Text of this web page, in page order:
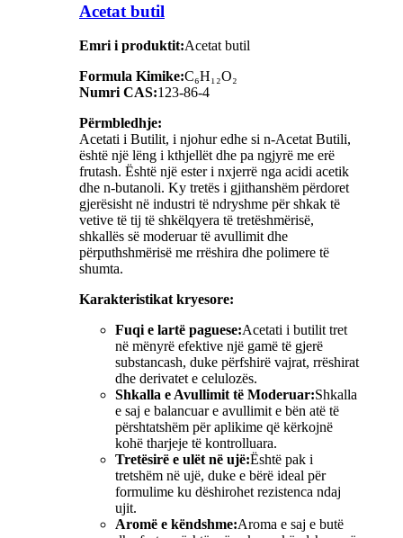
Acetat butil
Emri i produktit:Acetat butil
Formula Kimike:C₆H₁₂O₂
Numri CAS:123-86-4
Përmbledhje:
Acetati i Butilit, i njohur edhe si n-Acetat Butili,
është një lëng i kthjellët dhe pa ngjyrë me erë
frutash. Është një ester i nxjerrë nga acidi acetik
dhe n-butanoli. Ky tretës i gjithanshëm përdoret
gjerësisht në industri të ndryshme për shkak të
vetive të tij të shkëlqyera të tretëshmërisë,
shkallës së moderuar të avullimit dhe
përputhshmërisë me rrëshira dhe polimere të
shumta.
Karakteristikat kryesore:
Fuqi e lartë paguese:Acetati i butilit tret
në mënyrë efektive një gamë të gjerë
substancash, duke përfshirë vajrat, rrëshirat
dhe derivatet e celulozës.
Shkalla e Avullimit të Moderuar:Shkalla
e saj e balancuar e avullimit e bën atë të
përshtatshëm për aplikime që kërkojnë
kohë tharjeje të kontrolluara.
Tretësirë ​​e ulët në ujë:Është pak i
tretshëm në ujë, duke e bërë ideal për
formulime ku dëshirohet rezistenca ndaj
ujit.
Aromë e këndshme:Aroma e saj e butë